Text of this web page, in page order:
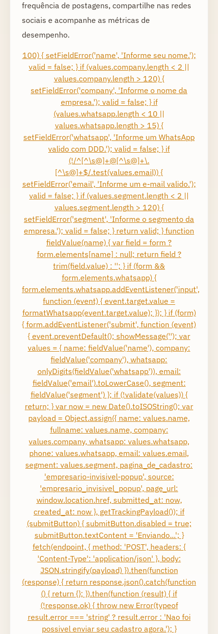
frequência de postagens, compartilhe nas redes
sociais e acompanhe as métricas de
desempenho.
100) { setFieldError('name', 'Informe seu nome.');
valid = false; } if (values.company.length < 2 ||
values.company.length > 120) {
setFieldError('company', 'Informe o nome da
empresa.'); valid = false; } if
(values.whatsapp.length < 10 ||
values.whatsapp.length > 15) {
setFieldError('whatsapp', 'Informe um WhatsApp
valido com DDD.'); valid = false; } if
(!/^[^\s@]+@[^\s@]+\.
[^\s@]+$/.test(values.email)) {
setFieldError('email', 'Informe um e-mail valido.');
valid = false; } if (values.segment.length < 2 ||
values.segment.length > 120) {
setFieldError('segment', 'Informe o segmento da
empresa.'); valid = false; } return valid; } function
fieldValue(name) { var field = form ?
form.elements[name] : null; return field ?
trim(field.value) : ''; } if (form &&
form.elements.whatsapp) {
form.elements.whatsapp.addEventListener('input',
function (event) { event.target.value =
formatWhatsapp(event.target.value); }); } if (form)
{ form.addEventListener('submit', function (event)
{ event.preventDefault(); showMessage(''); var
values = { name: fieldValue('name'), company:
fieldValue('company'), whatsapp:
onlyDigits(fieldValue('whatsapp')), email:
fieldValue('email').toLowerCase(), segment:
fieldValue('segment') }; if (!validate(values)) {
return; } var now = new Date().toISOString(); var
payload = Object.assign({ name: values.name,
fullname: values.name, company:
values.company, whatsapp: values.whatsapp,
phone: values.whatsapp, email: values.email,
segment: values.segment, pagina_de_cadastro:
'empresario-invisivel-popup', source:
'empresario_invisivel_popup', page_url:
window.location.href, submitted_at: now,
created_at: now }, getTrackingPayload()); if
(submitButton) { submitButton.disabled = true;
submitButton.textContent = 'Enviando...'; }
fetch(endpoint, { method: 'POST', headers: {
'Content-Type': 'application/json' }, body:
JSON.stringify(payload) }).then(function
(response) { return response.json().catch(function
() { return {}; }).then(function (result) { if
(!response.ok) { throw new Error(typeof
result.error === 'string' ? result.error : 'Nao foi
possivel enviar seu cadastro agora.'); }